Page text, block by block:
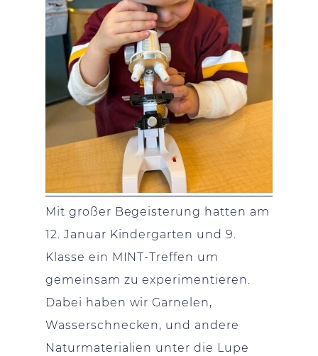
Mit großer Begeisterung hatten am
12. Januar Kindergarten und 9.
Klasse ein MINT-Treffen um
gemeinsam zu experimentieren.
Dabei haben wir Garnelen,
Wasserschnecken, und andere
Naturmaterialien unter die Lupe